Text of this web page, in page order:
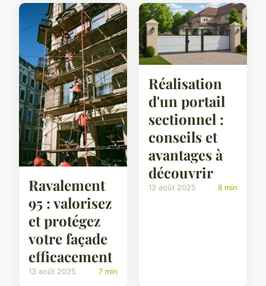
Ravalement
95 : valorisez
et protégez
votre façade
efficacement
13 août 2025 7 min
Réalisation
d'un portail
sectionnel :
conseils et
avantages à
découvrir
13 août 2025 8 min